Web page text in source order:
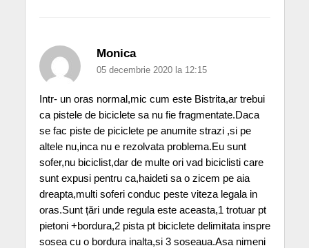
Monica
05 decembrie 2020 la 12:15
Intr- un oras normal,mic cum este Bistrita,ar trebui
ca pistele de biciclete sa nu fie fragmentate.Daca
se fac piste de piciclete pe anumite strazi ,si pe
altele nu,inca nu e rezolvata problema.Eu sunt
sofer,nu biciclist,dar de multe ori vad biciclisti care
sunt expusi pentru ca,haideti sa o zicem pe aia
dreapta,multi soferi conduc peste viteza legala in
oras.Sunt țări unde regula este aceasta,1 trotuar pt
pietoni +bordura,2 pista pt biciclete delimitata inspre
sosea cu o bordura inalta,si 3 soseaua.Asa nimeni